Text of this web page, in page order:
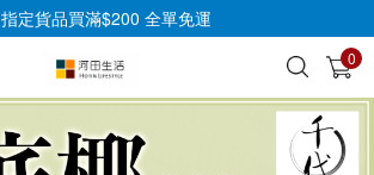
指定貨品買滿$200 全單免運
0
查看